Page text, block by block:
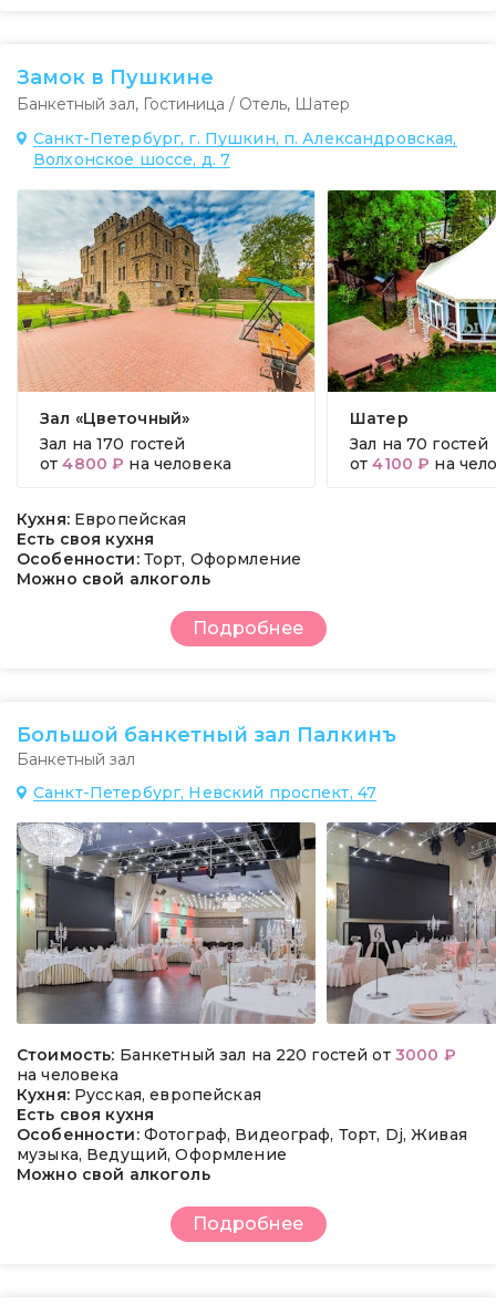
Замок в Пушкине
Банкетный зал, Гостиница / Отель, Шатер
Санкт-Петербург, г. Пушкин, п. Александровская,
Волхонское шоссе, д. 7
Зал «Цветочный»
Зал на 170 гостей
от4800 ₽ на человека
Шатер
Зал на 70 гостей
от4100 ₽ на
Кухня: Европейская
Есть своя кухня
Особенности: Торт, Оформление
Можно свой алкоголь
Подробнее
Большой банкетный зал Палкинъ
Банкетный зал
Санкт-Петербург, Невский проспект, 47
Стоимость: Банкетный зал на 220 гостей от 3000 ₽
на человека
Кухня: Русская, европейская
Есть своя кухня
Особенности: Фотограф, Видеограф, Торт, Dj, Живая
музыка, Ведущий, Оформление
Можно свой алкоголь
Подробнее